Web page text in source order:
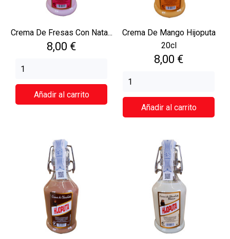
Crema De Fresas Con Nata...
Precio
8,00 €
Añadir al carrito
Crema De Mango Hijoputa
20cl
Precio
8,00 €
Añadir al carrito